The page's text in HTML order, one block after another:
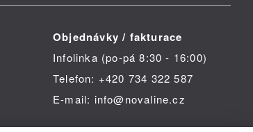
Objednávky / fakturace
Infolinka (po-pá 8:30 - 16:00)
Telefon: +420 734 322 587
E-mail: info@novaline.cz